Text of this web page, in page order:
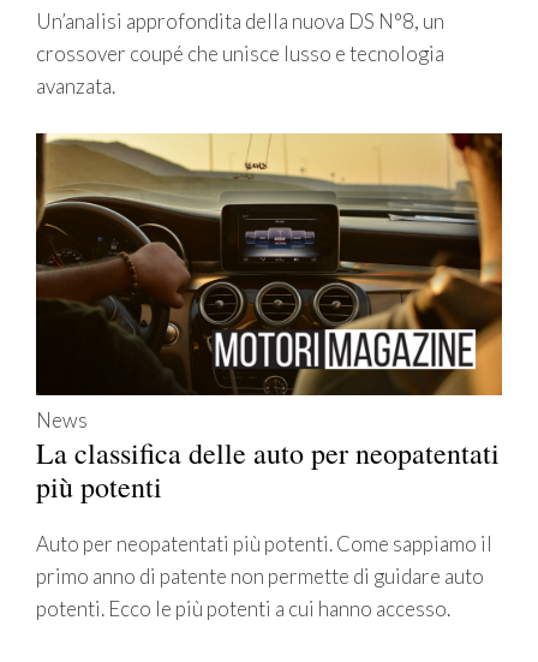
Un’analisi approfondita della nuova DS N°8, un
crossover coupé che unisce lusso e tecnologia
avanzata.
News
La classifica delle auto per neopatentati
più potenti
Auto per neopatentati più potenti. Come sappiamo il
primo anno di patente non permette di guidare auto
potenti. Ecco le più potenti a cui hanno accesso.